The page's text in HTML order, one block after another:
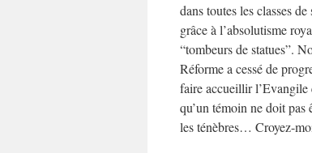
dans toutes les classes
grâce à l’absolutisme
“tombeurs de statues”.
Réforme a cessé de
faire accueillir l’Evangile
qu’un témoin ne doit
les ténèbres… Croyez-